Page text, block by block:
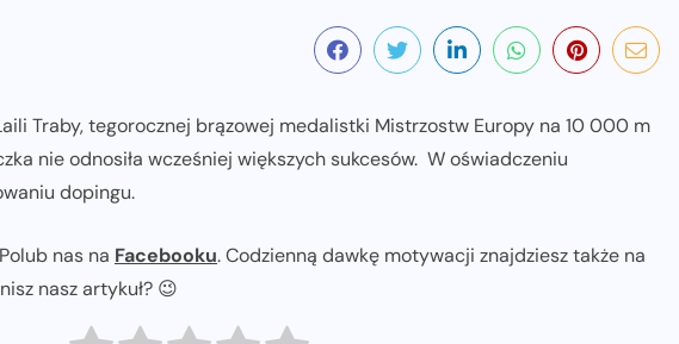
Traby, tegorocznej brązowej medalistki Mistrzostw Europy na 10 000 m
nie odnosiła wcześniej większych sukcesów. W oświadczeniu
dopingu.
nas na Facebooku. Codzienną dawkę motywacji znajdziesz także na
nasz artykuł? 😉